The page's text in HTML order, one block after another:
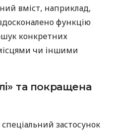
вміст, наприклад,
функцію
конкретних
чи іншими
та покращена
застосунок